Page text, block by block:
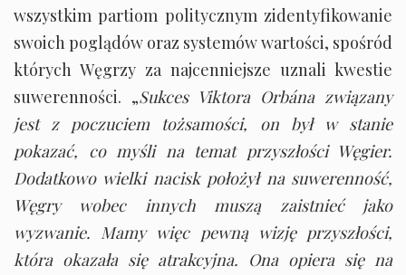
wszystkim partiom politycznym zidentyfikowanie
swoich poglądów oraz systemów wartości, spośród
których Węgrzy za najcenniejsze uznali kwestie
suwerenności. „Sukces Viktora Orbána związany
jest z poczuciem tożsamości, on był w stanie
pokazać, co myśli na temat przyszłości Węgier.
Dodatkowo wielki nacisk położył na suwerenność,
Węgry wobec innych muszą zaistnieć jako
wyzwanie. Mamy więc pewną wizję przyszłości,
która okazała się atrakcyjna. Ona opiera się na